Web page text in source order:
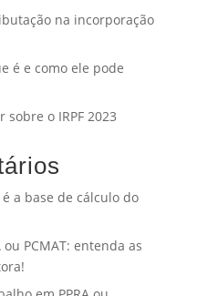
na incorporação
é e como ele pode
o IRPF 2023
a base de cálculo do
ou PCMAT: entenda as